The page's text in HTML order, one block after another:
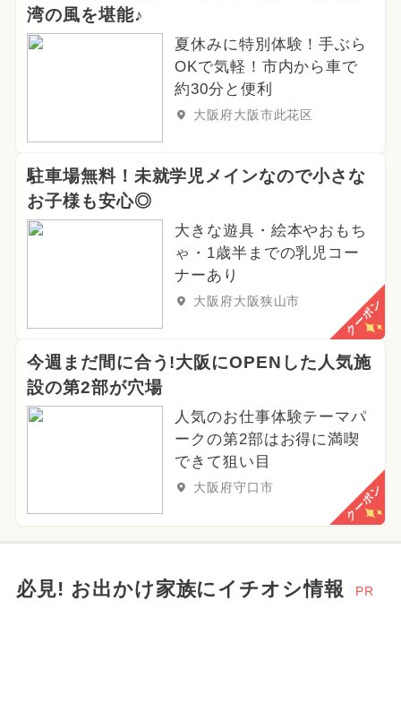
湾の風を堪能♪
夏休みに特別体験！手ぶら
OKで気軽！市内から車で
約30分と便利
大阪府大阪市此花区
駐車場無料！未就学児メインなので小さな
お子様も安心◎
大きな遊具・絵本やおもち
ゃ・1歳半までの乳児コー
ナーあり
大阪府大阪狭山市 クーポン
今週まだ間に合う!大阪にOPENした人気施
設の第2部が穴場
人気のお仕事体験テーマパ
ークの第2部はお得に満喫
できて狙い目
大阪府守口市 クーポン
必見! お出かけ家族にイチオシ情報 PR